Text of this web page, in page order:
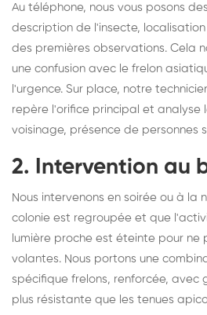
Au téléphone, nous vous posons
description de l'insecte,
des premières observations. Cela
une confusion avec le frelon
l'urgence. Sur place, notre
repère l'orifice principal et analyse
voisinage, présence de personnes
2. Intervention au
Nous intervenons en soirée ou à la
colonie est regroupée et que
lumière proche est éteinte pour ne
volantes. Nous portons une
spécifique frelons, renforcée, avec
plus résistante que les tenues